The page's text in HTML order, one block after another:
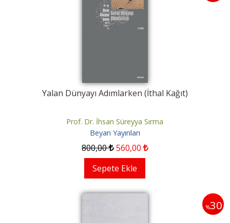
Yalan Dünyayı Adımlarken (İthal Kağıt)
Prof. Dr. İhsan Süreyya Sırma
Beyan Yayınları
800,00 560,00
Sepete Ekle
%30